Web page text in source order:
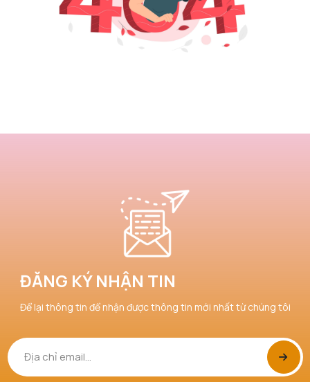
ĐĂNG KÝ NHẬN TIN
Để lại thông tin để nhận được thông tin mới nhất từ chúng tôi